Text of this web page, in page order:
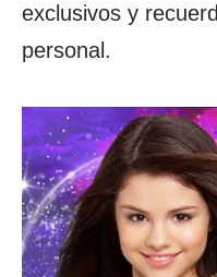
exclusivos y
personal.